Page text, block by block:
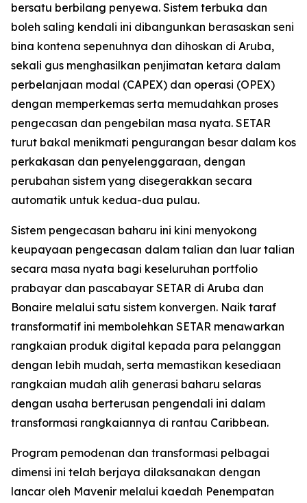
bersatu berbilang penyewa. Sistem terbuka dan
boleh saling kendali ini dibangunkan berasaskan seni
bina kontena sepenuhnya dan dihoskan di Aruba,
sekali gus menghasilkan penjimatan ketara dalam
perbelanjaan modal (CAPEX) dan operasi (OPEX)
dengan memperkemas serta memudahkan proses
pengecasan dan pengebilan masa nyata. SETAR
turut bakal menikmati pengurangan besar dalam kos
perkakasan dan penyelenggaraan, dengan
perubahan sistem yang disegerakkan secara
automatik untuk kedua-dua pulau.
Sistem pengecasan baharu ini kini menyokong
keupayaan pengecasan dalam talian dan luar talian
secara masa nyata bagi keseluruhan portfolio
prabayar dan pascabayar SETAR di Aruba dan
Bonaire melalui satu sistem konvergen. Naik taraf
transformatif ini membolehkan SETAR menawarkan
rangkaian produk digital kepada para pelanggan
dengan lebih mudah, serta memastikan kesediaan
rangkaian mudah alih generasi baharu selaras
dengan usaha berterusan pengendali ini dalam
transformasi rangkaiannya di rantau Caribbean.
Program pemodenan dan transformasi pelbagai
dimensi ini telah berjaya dilaksanakan dengan
lancar oleh Mavenir melalui kaedah Penempatan